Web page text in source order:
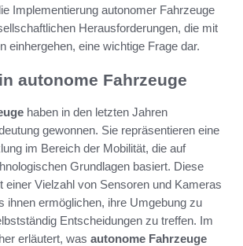
Implementierung autonomer Fahrzeuge
Herausforderungen, die mit
einhergehen, eine wichtige Frage dar.
autonome Fahrzeuge
haben in den letzten Jahren
gewonnen. Sie repräsentieren eine
im Bereich der Mobilität, die auf
Grundlagen basiert. Diese
einer Vielzahl von Sensoren und Kameras
ihnen ermöglichen, ihre Umgebung zu
Entscheidungen zu treffen. Im
erläutert, was autonome Fahrzeuge